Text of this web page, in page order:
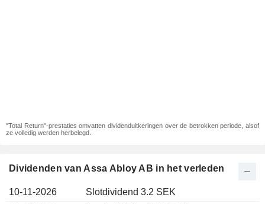
"Total Return"-prestaties omvatten dividenduitkeringen over de betrokken periode, alsof
ze volledig werden herbelegd.
Dividenden van Assa Abloy AB in het verleden
10-11-2026
Slotdividend 3.2 SEK